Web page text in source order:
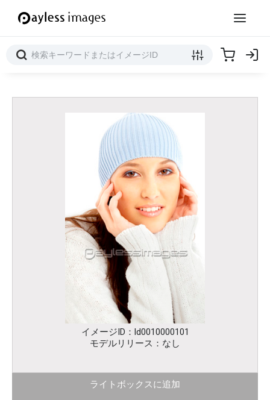
イメージID：ld0010000101
モデルリリース：なし
ライトボックスに追加